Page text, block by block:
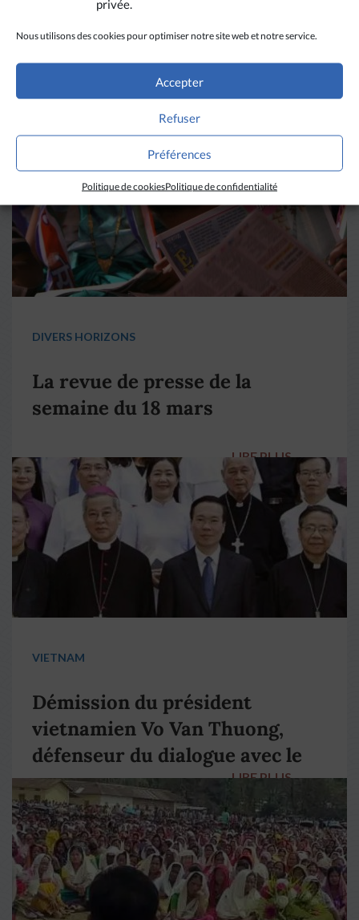
privée.
Nous utilisons des cookies pour optimiser notre site web et notre service.
Accepter
Refuser
Préférences
Politique de cookiesPolitique de confidentialité
A LIRE AUSSI
DIVERS HORIZONS
La revue de presse de la
semaine du 18 mars
LIRE PLUS →
VIETNAM
Démission du président
vietnamien Vo Van Thuong,
défenseur du dialogue avec le
pape François
LIRE PLUS →